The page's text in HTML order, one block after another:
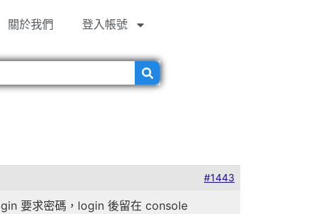
關於我們 登入帳號
#1443
要求密碼，login 後留在 console